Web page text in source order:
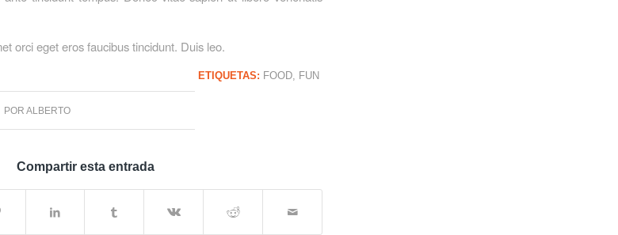
orci eget eros faucibus tincidunt. Duis leo.
POR ALBERTO
ETIQUETAS: FOOD, FUN
Compartir esta entrada